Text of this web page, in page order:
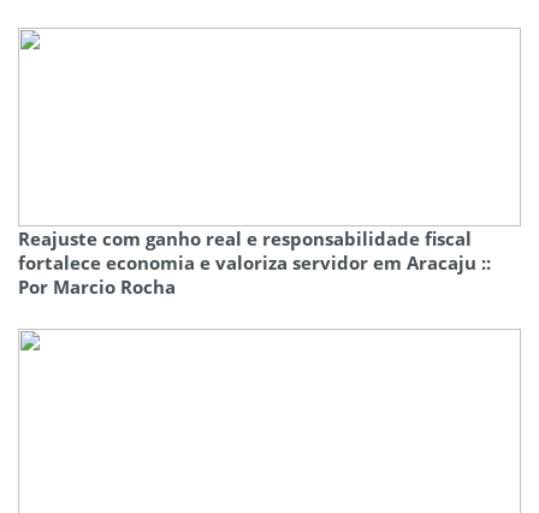
Reajuste com ganho real e responsabilidade fiscal
fortalece economia e valoriza servidor em Aracaju ::
Por Marcio Rocha